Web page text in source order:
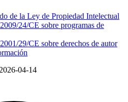
de la Ley de Propiedad Intelectual
24/CE sobre programas de
29/CE sobre derechos de autor
2026-04-14